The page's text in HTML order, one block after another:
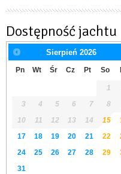
Dostępność jachtu
Sierpień 2026
Pn Wt Śr Cz Pt So
1
3
4 5 6 7 8
10
11 12 13 14 15
17
18 19 20 21 22
24
25 26 27 28 29
31